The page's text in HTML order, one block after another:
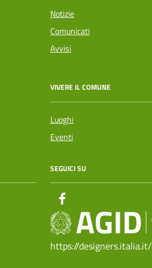
Notizie
Comunicati
Avvisi
VIVERE IL COMUNE
Luoghi
Eventi
SEGUICI SU
https://designers.italia.it/